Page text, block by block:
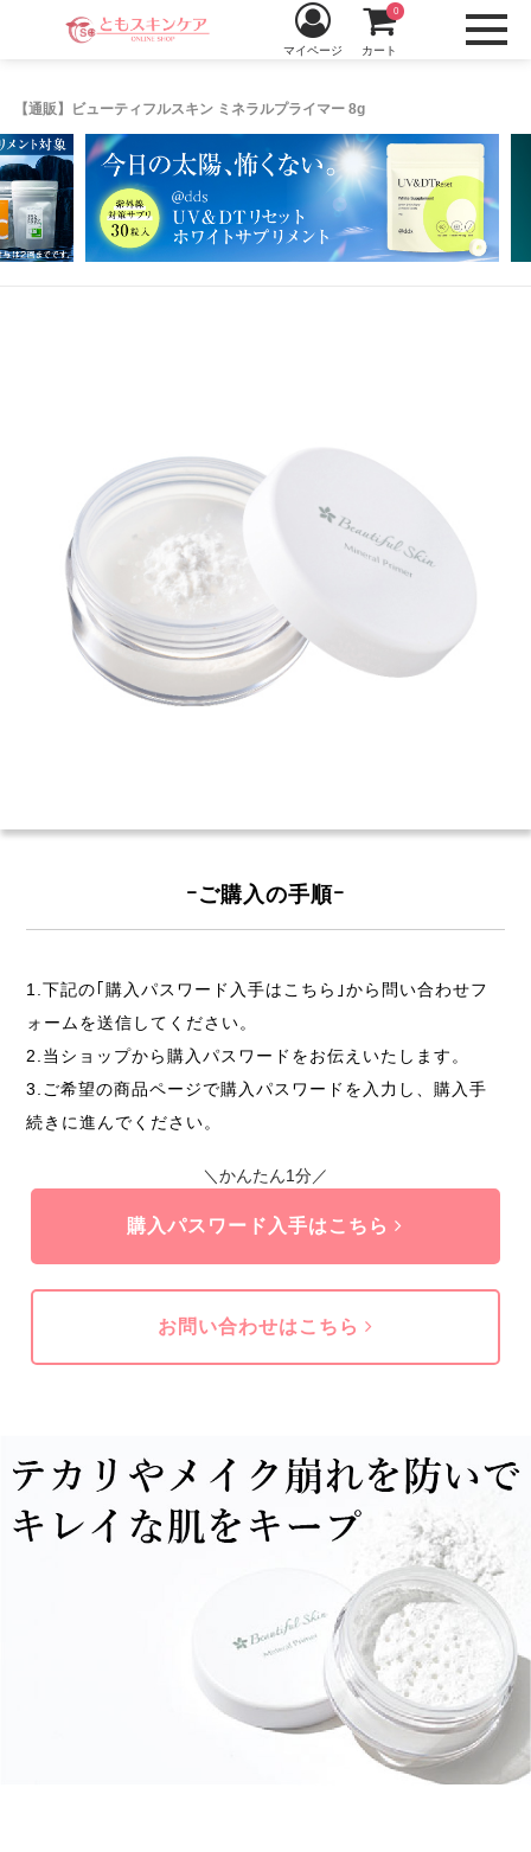
【通販】ビューティフルスキン ミネラルプライマー 8g
マイページ カート
0
ｰご購入の手順ｰ
1.下記の｢購入パスワード入手はこちら｣から問い合わせフ
ォームを送信してください。
2.当ショップから購入パスワードをお伝えいたします。
3.ご希望の商品ページで購入パスワードを入力し、購入手
続きに進んでください。
＼かんたん1分／
購入パスワード入手はこちら
お問い合わせはこちら